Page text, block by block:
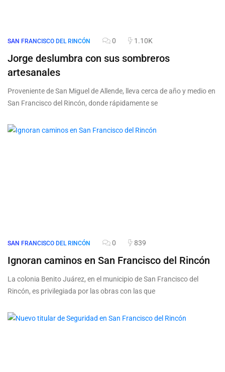
SAN FRANCISCO DEL RINCÓN 0 1.10K
Jorge deslumbra con sus sombreros
artesanales
Proveniente de San Miguel de Allende, lleva cerca de año y medio en
San Francisco del Rincón, donde rápidamente se
SAN FRANCISCO DEL RINCÓN 0 839
Ignoran caminos en San Francisco del Rincón
La colonia Benito Juárez, en el municipio de San Francisco del
Rincón, es privilegiada por las obras con las que